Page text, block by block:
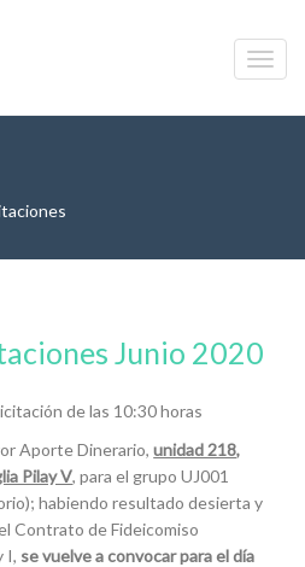
Junio 2020
de las 10:30 horas
Aporte Dinerario,unidad 218,
Pilay V, para el grupo UJ001
habiendo resultado desierta y
Contrato de Fideicomiso
I, se vuelve a convocar para el día